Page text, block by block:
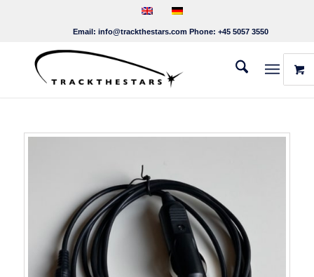
Email: info@trackthestars.com Phone: +45 5057 3550